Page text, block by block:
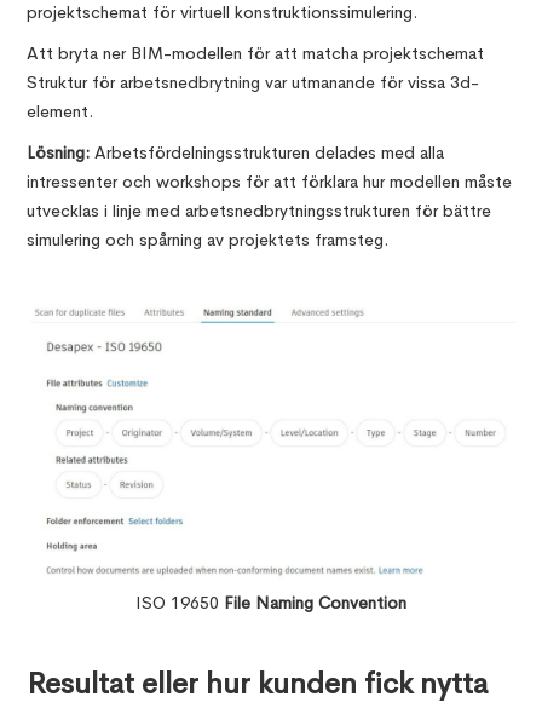
projektschemat för virtuell konstruktionssimulering.
Att bryta ner BIM-modellen för att matcha projektschemat
Struktur för arbetsnedbrytning var utmanande för vissa 3d-
element.
Lösning: Arbetsfördelningsstrukturen delades med alla
intressenter och workshops för att förklara hur modellen måste
utvecklas i linje med arbetsnedbrytningsstrukturen för bättre
simulering och spårning av projektets framsteg.
ISO 19650 File Naming Convention
Resultat eller hur kunden fick nytta